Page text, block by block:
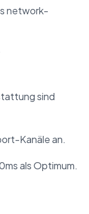
network-
sind
Kanäle an.
als Optimum.